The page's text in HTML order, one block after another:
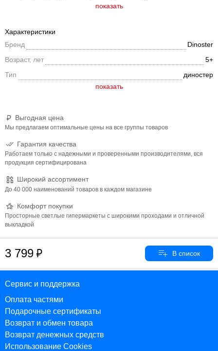
международная компания Alpha Group. Компания РОСМЭН –
показать
Выгодная цена
Мы предлагаем оптимальные цены на все группы товаров
Гарантия качества
Работаем только с надежными и проверенными производителями, вся
продукция сертифицирована
Широкий ассортимент
До 40 000 наименований товаров в каждом магазине
Комфорт покупки
Просторные светлые гипермаркеты с широкими проходами и отличной
выкладкой
Характеристики
Бренд
Dinoster
Возраст, лет
5+
Тип
диностер
3 799
Сервис и поддержка
Оплата частями
Подарочные сертификаты
Возврат и обмен товара
Возврат денежных средств
Использование Cookies